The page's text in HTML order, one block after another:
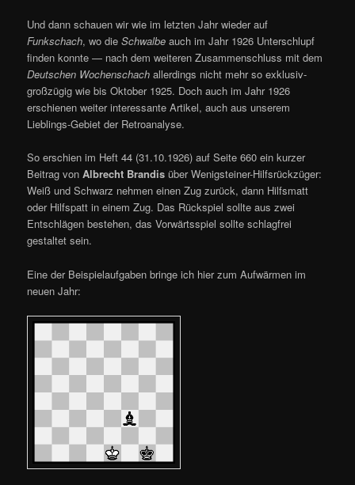
Und dann schauen wir wie im letzten Jahr wieder auf
Funkschach, wo dieSchwalbe auch im Jahr 1926 Unterschlupf
finden konnte — nach dem weiteren Zusammenschluss mit dem
Deutschen Wochenschach allerdings nicht mehr so exklusiv-
großzügig wie bis Oktober 1925. Doch auch im Jahr 1926
erschienen weiter interessante Artikel, auch aus unserem
Lieblings-Gebiet der Retroanalyse.
So erschien im Heft 44 (31.10.1926) auf Seite 660 ein kurzer
Beitrag vonAlbrecht Brandis über Wenigsteiner-Hilfsrückzüger:
Weiß und Schwarz nehmen einen Zug zurück, dann Hilfsmatt
oder Hilfspatt in einem Zug. Das Rückspiel sollte aus zwei
Entschlägen bestehen, das Vorwärtsspiel sollte schlagfrei
gestaltet sein.
Eine der Beispielaufgaben bringe ich hier zum Aufwärmen im
neuen Jahr: